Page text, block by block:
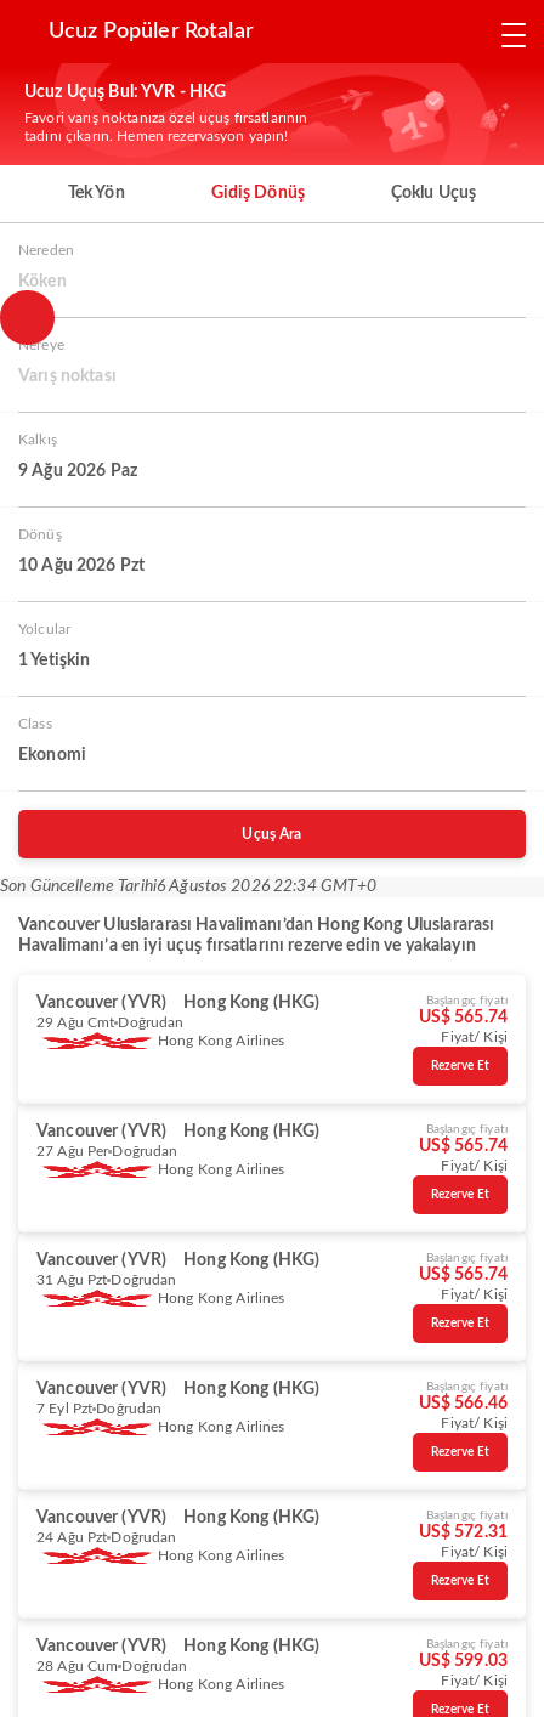
Ucuz Popüler Rotalar
Ucuz Uçuş Bul: YVR - HKG
Favori varış noktanıza özel uçuş fırsatlarının
tadını çıkarın. Hemen rezervasyon yapın!
Tek Yön Gidiş Dönüş Çoklu Uçuş
Nereden
Köken
Nereye
Varış noktası
Kalkış
9 Ağu 2026 Paz
Dönüş
10 Ağu 2026 Pzt
Yolcular
1 Yetişkin
Class
Ekonomi
Uçuş Ara
Son Güncelleme Tarihi6 Ağustos 2026 22:34 GMT+0
Vancouver Uluslararası Havalimanı’dan Hong Kong Uluslararası
Havalimanı’a en iyi uçuş fırsatlarını rezerve edin ve yakalayın
Vancouver (YVR) Hong Kong (HKG)
29 Ağu Cmt Doğrudan
Hong Kong Airlines
Başlangıç fiyatı
US$ 565.74
Fiyat/ Kişi
Rezerve Et
Vancouver (YVR) Hong Kong (HKG)
27 Ağu Per Doğrudan
Hong Kong Airlines
Başlangıç fiyatı
US$ 565.74
Fiyat/ Kişi
Rezerve Et
Vancouver (YVR) Hong Kong (HKG)
31 Ağu Pzt Doğrudan
Hong Kong Airlines
Başlangıç fiyatı
US$ 565.74
Fiyat/ Kişi
Rezerve Et
Vancouver (YVR) Hong Kong (HKG)
7 Eyl Pzt Doğrudan
Hong Kong Airlines
Başlangıç fiyatı
US$ 566.46
Fiyat/ Kişi
Rezerve Et
Vancouver (YVR) Hong Kong (HKG)
24 Ağu Pzt Doğrudan
Hong Kong Airlines
Başlangıç fiyatı
US$ 572.31
Fiyat/ Kişi
Rezerve Et
Vancouver (YVR) Hong Kong (HKG)
28 Ağu Cum Doğrudan
Hong Kong Airlines
Başlangıç fiyatı
US$ 599.03
Fiyat/ Kişi
Rezerve Et